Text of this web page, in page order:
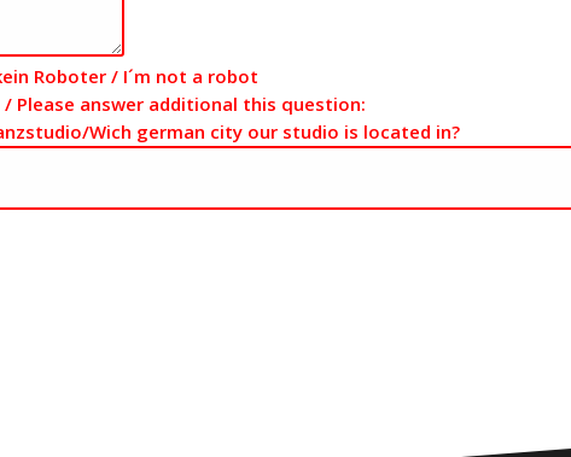
Roboter / I´m not a robot
Please answer additional this question:
Wich german city our studio is located in?